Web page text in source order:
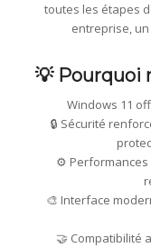
toutes les étapes
entreprise,
💡 Pourquoi
Windows 11
🔒 Sécurité
⚙️ Performances
🎨 Interface
🤝 Compatibilité